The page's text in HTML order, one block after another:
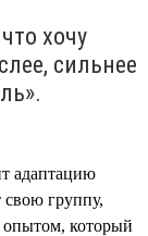
хочу
сильнее
адаптацию
свою группу,
опытом, который